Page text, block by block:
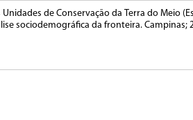
Unidades de Conservação da Terra do Meio
sociodemográfica da fronteira. Campinas;